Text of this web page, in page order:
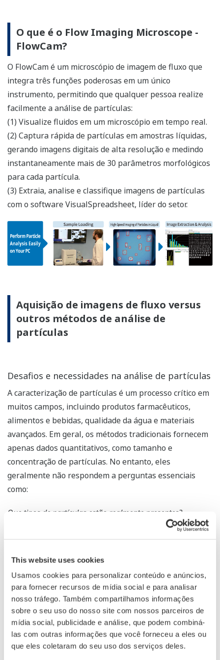
This website uses cookies
Usamos cookies para personalizar conteúdo e anúncios,
para fornecer recursos de mídia social e para analisar
nosso tráfego. Também compartilhamos informações
sobre o seu uso do nosso site com nossos parceiros de
mídia social, publicidade e análise, que podem combiná-
las com outras informações que você forneceu a eles ou
que eles coletaram do seu uso dos serviços deles.
O que é o Flow Imaging Microscope -
FlowCam?
O FlowCam é um microscópio de imagem de fluxo que
integra três funções poderosas em um único
instrumento, permitindo que qualquer pessoa realize
facilmente a análise de partículas:
(1) Visualize fluidos em um microscópio em tempo real.
(2) Captura rápida de partículas em amostras líquidas,
gerando imagens digitais de alta resolução e medindo
instantaneamente mais de 30 parâmetros morfológicos
para cada partícula.
(3) Extraia, analise e classifique imagens de partículas
com o software VisualSpreadsheet, líder do setor.
Aquisição de imagens de fluxo versus
outros métodos de análise de
partículas
Desafios e necessidades na análise de partículas
A caracterização de partículas é um processo crítico em
muitos campos, incluindo produtos farmacêuticos,
alimentos e bebidas, qualidade da água e materiais
avançados. Em geral, os métodos tradicionais fornecem
apenas dados quantitativos, como tamanho e
concentração de partículas. No entanto, eles
geralmente não respondem a perguntas essenciais
como:
Que tipos de partículas estão realmente presentes?
Qual é a identidade das partículas estranhas ou
contaminantes?
Atualmente, há uma demanda crescente pela
"visualização de partículas" - não apenas pela obtenção
de dados numéricos, mas também pela captura de
imagens detalhadas que revelam a forma e a estrutura
das partículas. Essas informações visuais se tornaram
cada vez mais importantes para garantir a qualidade e a
segurança do produto e os insights da pesquisa.